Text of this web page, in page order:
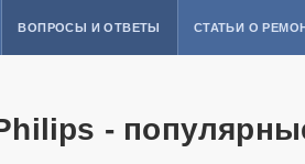
ВОПРОСЫ И ОТВЕТЫ СТАТЬИ О
-